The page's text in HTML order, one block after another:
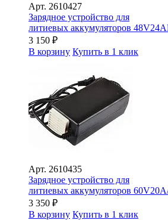
Арт. 2610427
Зарядное устройство для
литиевых аккумуляторов
3 150 ₽
В корзину Купить в 1 клик
Арт. 2610435
Зарядное устройство для
литиевых аккумуляторов
3 350 ₽
В корзину Купить в 1 клик